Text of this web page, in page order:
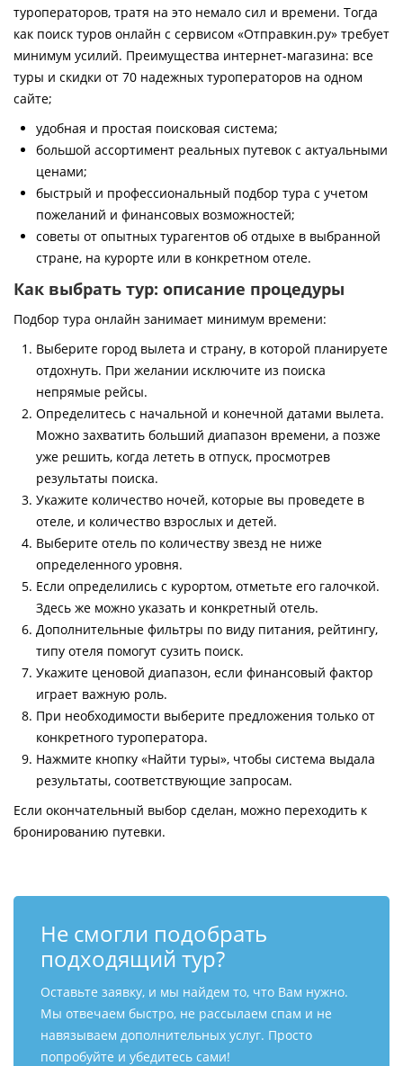
туроператоров, тратя на это немало сил и времени. Тогда
как поиск туров онлайн с сервисом «Отправкин.ру» требует
минимум усилий. Преимущества интернет-магазина: все
туры и скидки от 70 надежных туроператоров на одном
сайте;
удобная и простая поисковая система;
большой ассортимент реальных путевок с актуальными
ценами;
быстрый и профессиональный подбор тура с учетом
пожеланий и финансовых возможностей;
советы от опытных турагентов об отдыхе в выбранной
стране, на курорте или в конкретном отеле.
Как выбрать тур: описание процедуры
Подбор тура онлайн занимает минимум времени:
Выберите город вылета и страну, в которой планируете
отдохнуть. При желании исключите из поиска
непрямые рейсы.
Определитесь с начальной и конечной датами вылета.
Можно захватить больший диапазон времени, а позже
уже решить, когда лететь в отпуск, просмотрев
результаты поиска.
Укажите количество ночей, которые вы проведете в
отеле, и количество взрослых и детей.
Выберите отель по количеству звезд не ниже
определенного уровня.
Если определились с курортом, отметьте его галочкой.
Здесь же можно указать и конкретный отель.
Дополнительные фильтры по виду питания, рейтингу,
типу отеля помогут сузить поиск.
Укажите ценовой диапазон, если финансовый фактор
играет важную роль.
При необходимости выберите предложения только от
конкретного туроператора.
Нажмите кнопку «Найти туры», чтобы система выдала
результаты, соответствующие запросам.
Если окончательный выбор сделан, можно переходить к
бронированию путевки.
Не смогли подобрать
подходящий тур?
Оставьте заявку, и мы найдем то, что Вам нужно.
Мы отвечаем быстро, не рассылаем спам и не
навязываем дополнительных услуг. Просто
попробуйте и убедитесь сами!